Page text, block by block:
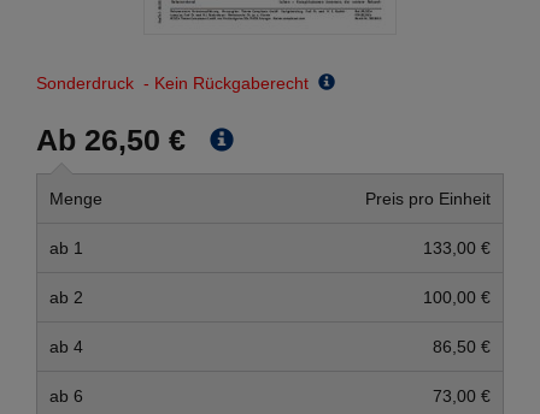
Sonderdruck - Kein Rückgaberecht
Ab 26,50 €
Menge Preis pro Einheit
ab 1 133,00 €
ab 2 100,00 €
ab 4 86,50 €
ab 6 73,00 €